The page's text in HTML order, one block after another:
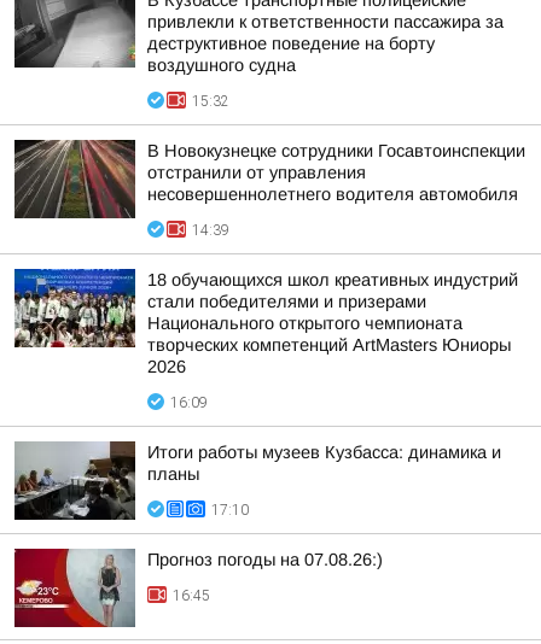
привлекли к ответственности пассажира за
деструктивное поведение на борту
воздушного судна
15:32
В Новокузнецке сотрудники Госавтоинспекции
отстранили от управления
несовершеннолетнего водителя автомобиля
14:39
18 обучающихся школ креативных индустрий
стали победителями и призерами
Национального открытого чемпионата
творческих компетенций ArtMasters Юниоры
2026
16:09
Итоги работы музеев Кузбасса: динамика и
планы
17:10
Прогноз погоды на 07.08.26:)
16:45